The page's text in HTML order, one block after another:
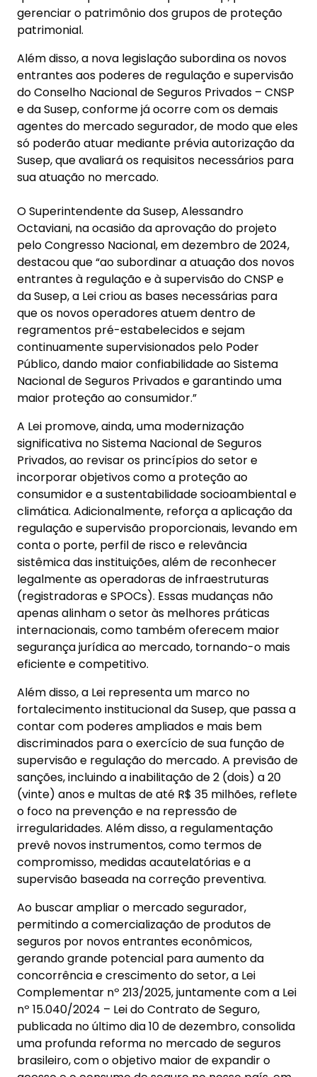
gerenciar o patrimônio dos grupos de proteção
patrimonial.
Além disso, a nova legislação subordina os novos
entrantes aos poderes de regulação e supervisão
do Conselho Nacional de Seguros Privados – CNSP
e da Susep, conforme já ocorre com os demais
agentes do mercado segurador, de modo que eles
só poderão atuar mediante prévia autorização da
Susep, que avaliará os requisitos necessários para
sua atuação no mercado.
O Superintendente da Susep, Alessandro
Octaviani, na ocasião da aprovação do projeto
pelo Congresso Nacional, em dezembro de 2024,
destacou que “ao subordinar a atuação dos novos
entrantes à regulação e à supervisão do CNSP e
da Susep, a Lei criou as bases necessárias para
que os novos operadores atuem dentro de
regramentos pré-estabelecidos e sejam
continuamente supervisionados pelo Poder
Público, dando maior confiabilidade ao Sistema
Nacional de Seguros Privados e garantindo uma
maior proteção ao consumidor.”
A Lei promove, ainda, uma modernização
significativa no Sistema Nacional de Seguros
Privados, ao revisar os princípios do setor e
incorporar objetivos como a proteção ao
consumidor e a sustentabilidade socioambiental e
climática. Adicionalmente, reforça a aplicação da
regulação e supervisão proporcionais, levando em
conta o porte, perfil de risco e relevância
sistêmica das instituições, além de reconhecer
legalmente as operadoras de infraestruturas
(registradoras e SPOCs). Essas mudanças não
apenas alinham o setor às melhores práticas
internacionais, como também oferecem maior
segurança jurídica ao mercado, tornando-o mais
eficiente e competitivo.
Além disso, a Lei representa um marco no
fortalecimento institucional da Susep, que passa a
contar com poderes ampliados e mais bem
discriminados para o exercício de sua função de
supervisão e regulação do mercado. A previsão de
sanções, incluindo a inabilitação de 2 (dois) a 20
(vinte) anos e multas de até R$ 35 milhões, reflete
o foco na prevenção e na repressão de
irregularidades. Além disso, a regulamentação
prevê novos instrumentos, como termos de
compromisso, medidas acautelatórias e a
supervisão baseada na correção preventiva.
Ao buscar ampliar o mercado segurador,
permitindo a comercialização de produtos de
seguros por novos entrantes econômicos,
gerando grande potencial para aumento da
concorrência e crescimento do setor, a Lei
Complementar nº 213/2025, juntamente com a Lei
nº 15.040/2024 – Lei do Contrato de Seguro,
publicada no último dia 10 de dezembro, consolida
uma profunda reforma no mercado de seguros
brasileiro, com o objetivo maior de expandir o